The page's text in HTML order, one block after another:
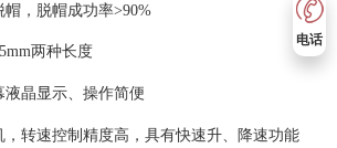
电话
，脱帽成功率>90%
两种长度
晶显示、操作简便
转速控制精度高，具有快速升、降速功能